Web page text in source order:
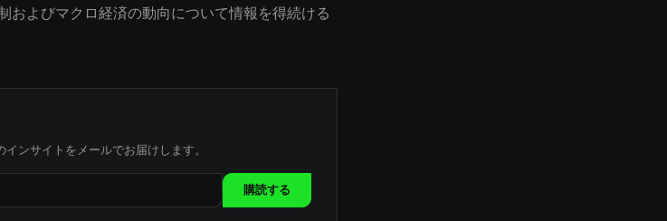
およびマクロ経済の動向について情報を得続ける
ンサイトをメールでお届けします。
購読する